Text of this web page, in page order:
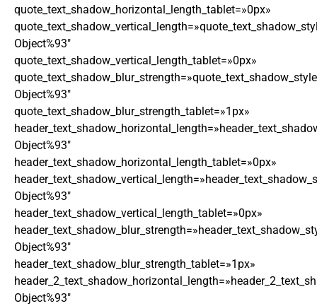
quote_text_shadow_horizontal_length_tablet=»0px»
Object%93″
quote_text_shadow_vertical_length_tablet=»0px»
Object%93″
quote_text_shadow_blur_strength_tablet=»1px»
Object%93″
header_text_shadow_horizontal_length_tablet=»0px»
Object%93″
header_text_shadow_vertical_length_tablet=»0px»
Object%93″
header_text_shadow_blur_strength_tablet=»1px»
Object%93″